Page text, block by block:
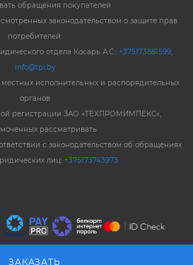
ЗАКАЗАТЬ
обращения покупателей
законодательством о защите прав
потребителей:
отдела Косарь А.С.: +375173881599,
info@tpi.by
исполнительных и распорядительных
органов
регистрации ЗАО «ТЕХПРОМИМПЕКС»,
рассматривать
с законодательством об обращениях
лиц: +375173743973